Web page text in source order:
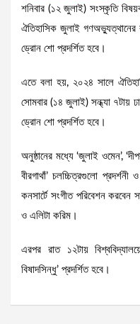
শনিবার (১২ জুলাই) সংস্কৃতি
ঐতিহাসিক জুলাই গণঅভ্যুত্থানের
ড্রোন শো প্রদর্শিত হবে।
এতে বলা হয়, ২০২৪ সালে
সোমবার (১৪ জুলাই) সন্ধ্যা ৭টায়
ড্রোন শো প্রদর্শিত হবে।
অনুষ্ঠানের মধ্যে ‘জুলাই ওমেন’,
বীরগাথাঁ’ চলচ্চিত্রগুলো প্রদর্শনী
কনসার্টে সংগীত পরিবেশন করবেন
ও এলিটা করিম।
এরপর রাত ১২টায়
বিষাদসিন্ধু’ প্রদর্শিত হবে।